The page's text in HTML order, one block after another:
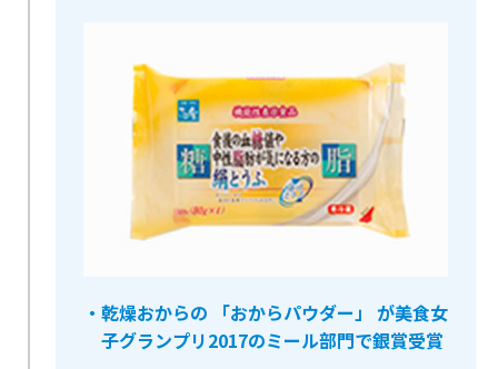
・乾燥おからの 「おからパウダー」 が美食女
子グランプリ2017のミール部門で銀賞受賞